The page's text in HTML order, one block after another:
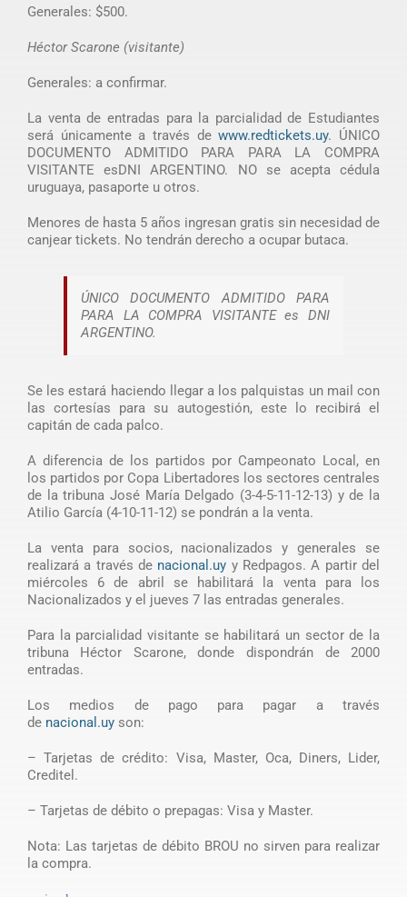
Generales: $500.
Héctor Scarone (visitante)
Generales: a confirmar.
La venta de entradas para la parcialidad de Estudiantes
será únicamente a través dewww.redtickets.uy. ÚNICO
DOCUMENTO ADMITIDO PARA PARA LA COMPRA
VISITANTE esDNI ARGENTINO. NO se acepta cédula
uruguaya, pasaporte u otros.
Menores de hasta 5 años ingresan gratis sin necesidad de
canjear tickets. No tendrán derecho a ocupar butaca.
ÚNICO DOCUMENTO ADMITIDO PARA
PARA LA COMPRA VISITANTE es DNI
ARGENTINO.
Se les estará haciendo llegar a los palquistas un mail con
las cortesías para su autogestión, este lo recibirá el
capitán de cada palco.
A diferencia de los partidos por Campeonato Local, en
los partidos por Copa Libertadores los sectores centrales
de la tribuna José María Delgado (3-4-5-11-12-13) y de la
Atilio García (4-10-11-12) se pondrán a la venta.
La venta para socios, nacionalizados y generales se
realizará a través de nacional.uy y Redpagos. A partir del
miércoles 6 de abril se habilitará la venta para los
Nacionalizados y el jueves 7 las entradas generales.
Para la parcialidad visitante se habilitará un sector de la
tribuna Héctor Scarone, donde dispondrán de 2000
entradas.
Los medios de pago para pagar a través
de nacional.uyson:
– Tarjetas de crédito: Visa, Master, Oca, Diners, Lider,
Creditel.
– Tarjetas de débito o prepagas: Visa y Master.
Nota: Las tarjetas de débito BROU no sirven para realizar
la compra.